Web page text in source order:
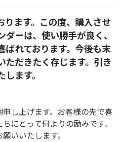
ります。この度、購入させ
ーは、使い勝手が良く、
ばれております。今後も末
ただきたく存じます。引き
ます。
し上げます。お客様の先で喜
にとって何よりの励みです。
いいたします。